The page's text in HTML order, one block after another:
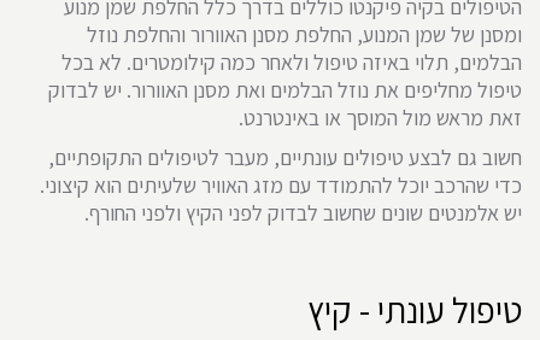
הטיפולים בקיה פיקנטו כוללים בדרך כלל החלפת שמן מנוע
ומסנן של שמן המנוע, החלפת מסנן האוורור והחלפת נוזל
הבלמים, תלוי באיזה טיפול ולאחר כמה קילומטרים. לא בכל
טיפול מחליפים את נוזל הבלמים ואת מסנן האוורור. יש לבדוק
זאת מראש מול המוסך או באינטרנט.
חשוב גם לבצע טיפולים עונתיים, מעבר לטיפולים התקופתיים,
כדי שהרכב יוכל להתמודד עם מזג האוויר שלעיתים הוא קיצוני.
יש אלמנטים שונים שחשוב לבדוק לפני הקיץ ולפני החורף.
טיפול עונתי - קיץ